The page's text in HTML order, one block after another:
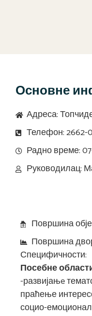
Основне
Адреса:
Телефон: 2662-
Радно време:
Руководилац:
Површина
Површина
Специфичности:
Посебне
-развијањe
праћење
социо-